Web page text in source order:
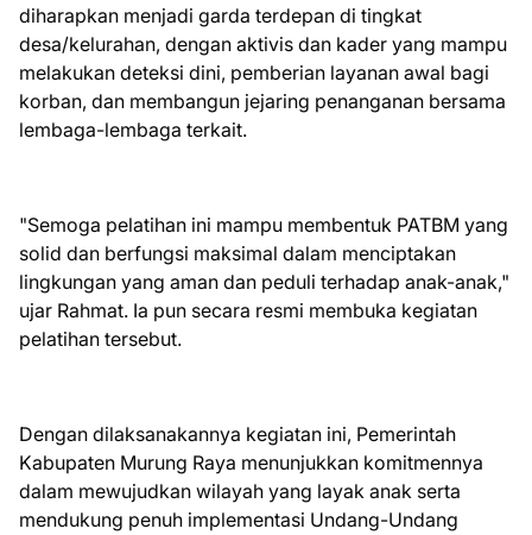
diharapkan menjadi garda terdepan di tingkat
desa/kelurahan, dengan aktivis dan kader yang mampu
melakukan deteksi dini, pemberian layanan awal bagi
korban, dan membangun jejaring penanganan bersama
lembaga-lembaga terkait.
"Semoga pelatihan ini mampu membentuk PATBM yang
solid dan berfungsi maksimal dalam menciptakan
lingkungan yang aman dan peduli terhadap anak-anak,"
ujar Rahmat. Ia pun secara resmi membuka kegiatan
pelatihan tersebut.
Dengan dilaksanakannya kegiatan ini, Pemerintah
Kabupaten Murung Raya menunjukkan komitmennya
dalam mewujudkan wilayah yang layak anak serta
mendukung penuh implementasi Undang-Undang